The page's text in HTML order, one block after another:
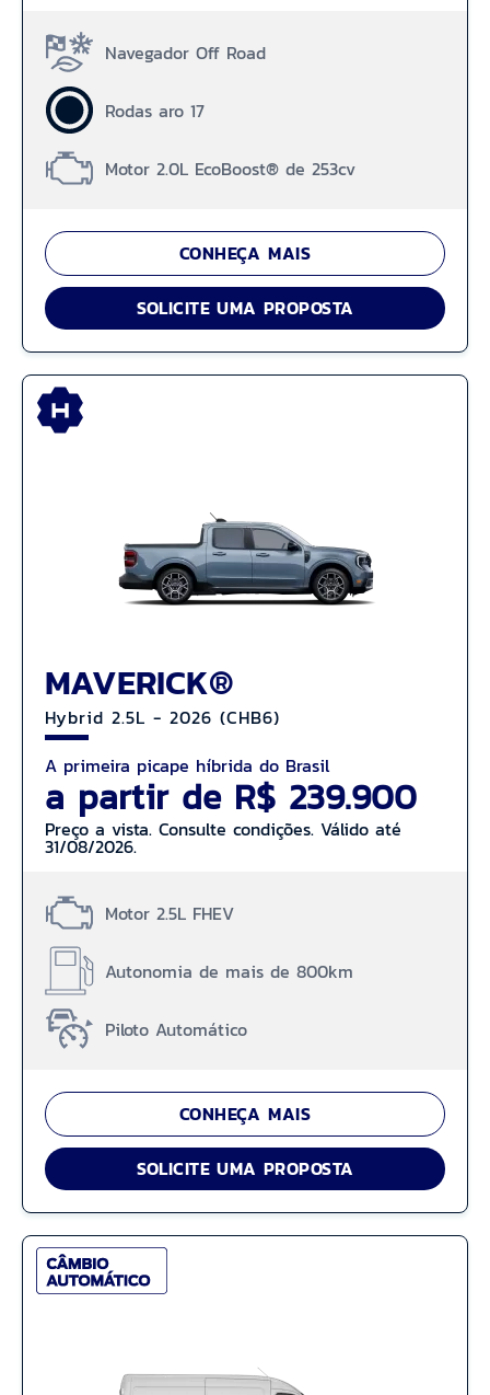
Navegador Off Road
Rodas aro 17
Motor 2.0L EcoBoost® de 253cv
CONHEÇA MAIS
SOLICITE UMA PROPOSTA
MAVERICK®
Hybrid 2.5L - 2026 (CHB6)
A primeira picape híbrida do Brasil
a partir de R$ 239.900
Preço a vista. Consulte condições. Válido até
31/08/2026.
Motor 2.5L FHEV
Autonomia de mais de 800km
Piloto Automático
CONHEÇA MAIS
SOLICITE UMA PROPOSTA